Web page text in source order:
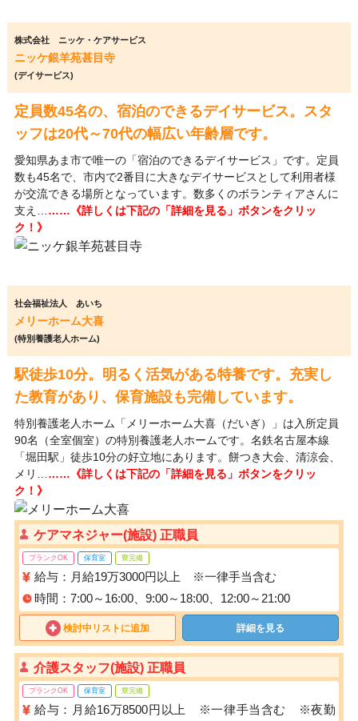
株式会社 ニッケ・ケアサービス
ニッケ銀羊苑甚目寺
(デイサービス)
定員数45名の、宿泊のできるデイサービス。スタ
ッフは20代～70代の幅広い年齢層です。
愛知県あま市で唯一の「宿泊のできるデイサービス」です。定員
数も45名で、市内で2番目に大きなデイサービスとして利用者様
が交流できる場所となっています。数多くのボランティアさんに
支え… ……《詳しくは下記の「詳細を見る」ボタンをクリッ
ク！》
社会福祉法人 あいち
メリーホーム大喜
(特別養護老人ホーム)
駅徒歩10分。明るく活気がある特養です。充実し
た教育があり、保育施設も完備しています。
特別養護老人ホーム「メリーホーム大喜（だいぎ）」は入所定員
90名（全室個室）の特別養護老人ホームです。名鉄名古屋本線
「堀田駅」徒歩10分の好立地にあります。餅つき大会、清涼会、
メリ… ……《詳しくは下記の「詳細を見る」ボタンをクリッ
ク！》
ケアマネジャー(施設) 正職員
ブランクOK 保育室 寮完備
給与：月給19万3000円以上 ※一律手当含む
時間：7:00～16:00、9:00～18:00、12:00～21:00
検討中リストに追加 詳細を見る
介護スタッフ(施設) 正職員
ブランクOK 保育室 寮完備
給与：月給16万8500円以上 ※一律手当含む ※夜勤